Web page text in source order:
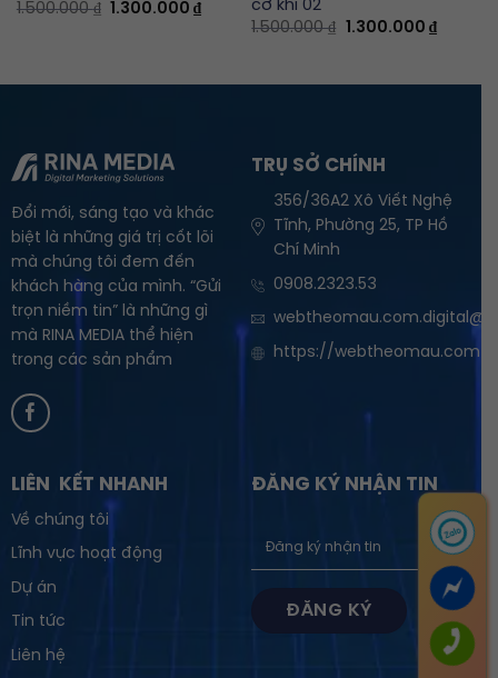
1.500.000₫ Original
1.300.000₫Currentcơ khí 02
1.500.000₫ Original
1.300.000 ₫Current
Đổi mới, sáng tạo và khác
biệt là những giá trị cốt lõi
mà chúng tôi đem đến
khách hàng của mình. “Gửi
trọn niềm tin” là những gì
mà RINA MEDIA thể hiện
trong các sản phẩm
TRỤ SỞ CHÍNH
356/36A2 Xô Viết Nghệ
Tĩnh, Phường 25, TP Hồ
Chí Minh
0908.2323.53
https://webtheomau.com
LIÊN KẾT NHANH
Về chúng tôi
Lĩnh vực hoạt động
Dự án
Tin tức
Liên hệ
ĐĂNG KÝ NHẬN TIN